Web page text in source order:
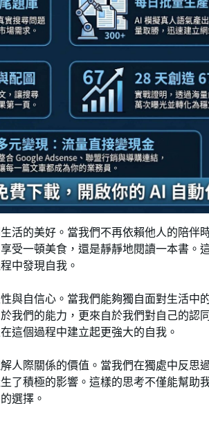
活的美好。當我們不再依賴他人的陪伴
受一頓美食，還是靜靜地閱讀一本書。
中發現自我。
與自信心。當我們能夠獨自面對生活中
我們的能力，更來自於我們對自己的認
這個過程中建立起更強大的自我。
人際關係的價值。當我們在獨處中反思
了積極的影響。這樣的思考不僅能幫助
選擇。